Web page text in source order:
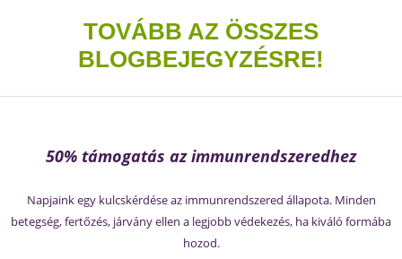
TOVÁBB AZ ÖSSZES
BLOGBEJEGYZÉSRE!
50% támogatás az immunrendszeredhez
Napjaink egy kulcskérdése az immunrendszered állapota. Minden
betegség, fertőzés, járvány ellen a legjobb védekezés, ha kiváló formába
hozod.